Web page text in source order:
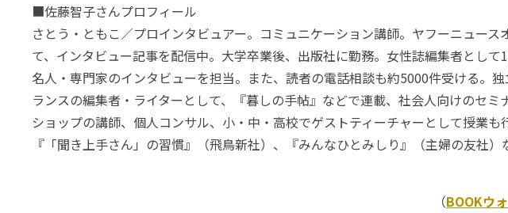
■佐藤智子さんプロフィール
さとう・ともこ／プロインタビュアー。コミュニケーション講師。ヤフーニュース
て、インタビュー記事を配信中。大学卒業後、出版社に勤務。女性誌編集者として
名人・専門家のインタビューを担当。また、読者の電話相談も約5000件受ける。
ランスの編集者・ライターとして、『暮しの手帖』などで連載、社会人向けのセミ
ショップの講師、個人コンサル、小・中・高校でゲストティーチャーとして授業も
『「聞き上手さん」の習慣』（飛鳥新社）、『みんなひとみしり』（主婦の友社）
（BOOKウ